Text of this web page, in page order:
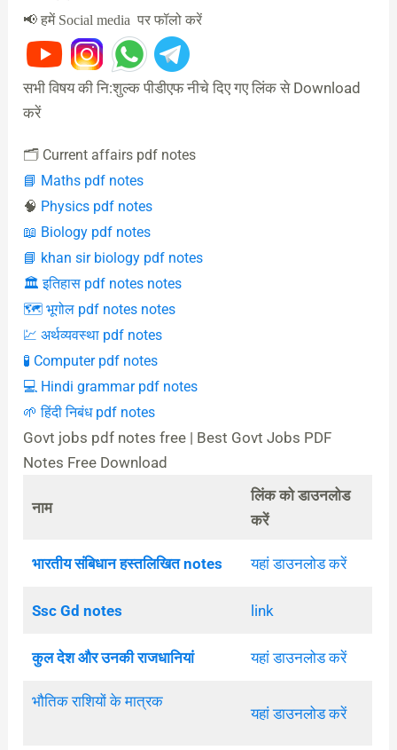
📢 हमें Social media पर फॉलो करें
सभी विषय की नि:शुल्क पीडीएफ नीचे दिए गए लिंक से Download
करें
🗂️ Current affairs pdf notes
📘 Maths pdf notes
🧠 Physics pdf notes
📖 Biology pdf notes
📘 khan sir biology pdf notes
🏛️ इतिहास pdf notes notes
🗺️ भूगोल pdf notes notes
💹 अर्थव्यवस्था pdf notes
🧪 Computer pdf notes
💻 Hindi grammar pdf notes
🌱 हिंदी निबंध pdf notes
Govt jobs pdf notes free | Best Govt Jobs PDF
Notes Free Download
नाम
लिंक को डाउनलोड
करें
भारतीय संबिधान हस्तलिखित notes यहां डाउनलोड करें
Ssc Gd notes link
कुल देश और उनकी राजधानियां यहां डाउनलोड करें
भौतिक राशियों के मात्रक
यहां डाउनलोड करें